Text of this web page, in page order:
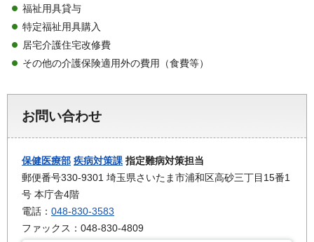
福祉用具貸与
特定福祉用具購入
居宅介護住宅改修費
その他の介護保険適用外の費用（食費等）
お問い合わせ
保健医療部 疾病対策課 指定難病対策担当
郵便番号330-9301 埼玉県さいたま市浦和区高砂三丁目15番1
号 本庁舎4階
電話： 048-830-3583
ファックス：048-830-4809